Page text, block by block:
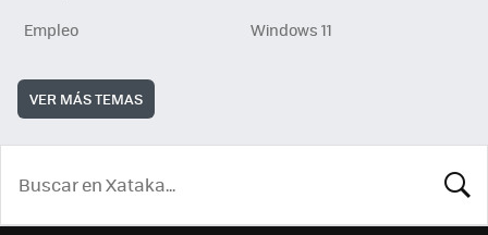
Empleo
Windows 11
VER MÁS TEMAS